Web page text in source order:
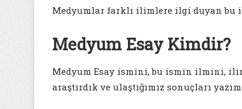
Medyumlar farklı ilimlere ilgi duyan
Medyum Esay Kimdir?
Medyum Esay ismini, bu ismin ilmini,
araştırdık ve ulaştığımız sonuçları